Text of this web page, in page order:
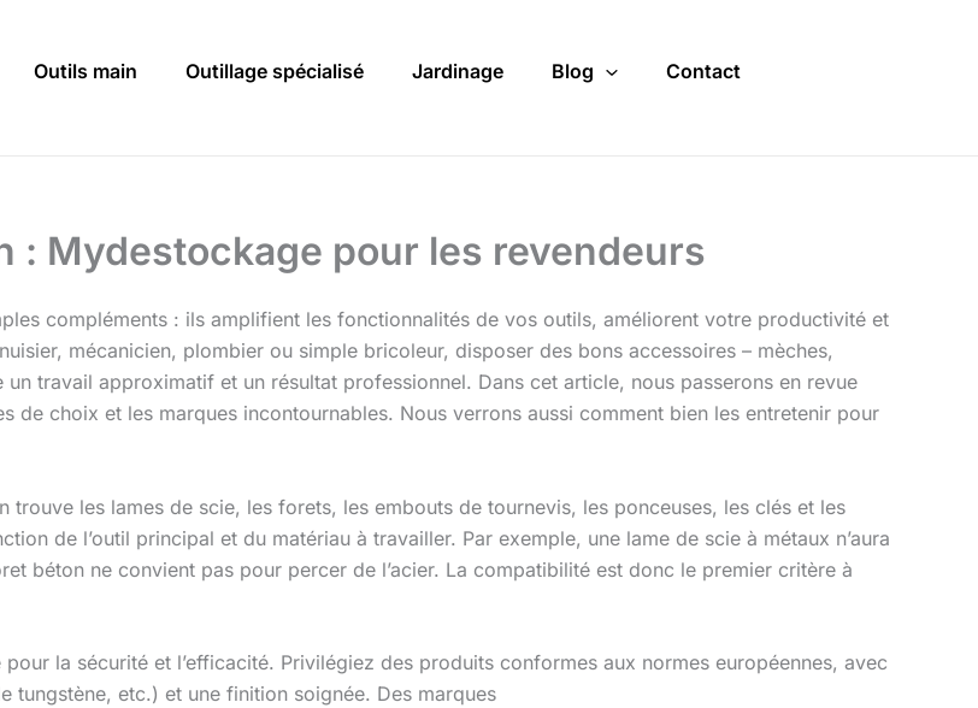
Outils main Outillage spécialisé Jardinage Blog Contact
: Mydestockage pour les revendeurs
compléments : ils amplifient les fonctionnalités de vos outils, améliorent votre productivité et
mécanicien, plombier ou simple bricoleur, disposer des bons accessoires – mèches,
travail approximatif et un résultat professionnel. Dans cet article, nous passerons en revue
de choix et les marques incontournables. Nous verrons aussi comment bien les entretenir pour
trouve les lames de scie, les forets, les embouts de tournevis, les ponceuses, les clés et les
de l’outil principal et du matériau à travailler. Par exemple, une lame de scie à métaux n’aura
béton ne convient pas pour percer de l’acier. La compatibilité est donc le premier critère à
la sécurité et l’efficacité. Privilégiez des produits conformes aux normes européennes, avec
tungstène, etc.) et une finition soignée. Des marques